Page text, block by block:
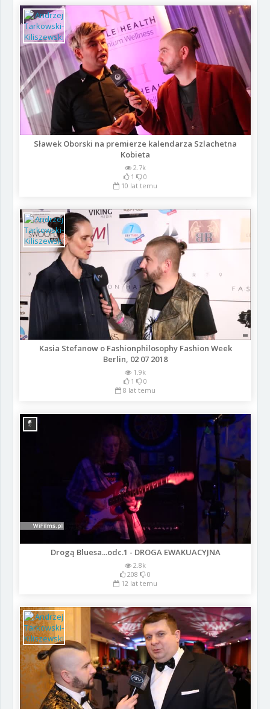
Sławek Oborski na premierze kalendarza Szlachetna
Kobieta
2.7k
1
0
10 lat temu
Kasia Stefanow o Fashionphilosophy Fashion Week
Berlin, 02 07 2018
1.9k
1
0
8 lat temu
Drogą Bluesa...odc.1 - DROGA EWAKUACYJNA
2.8k
208
0
12 lat temu